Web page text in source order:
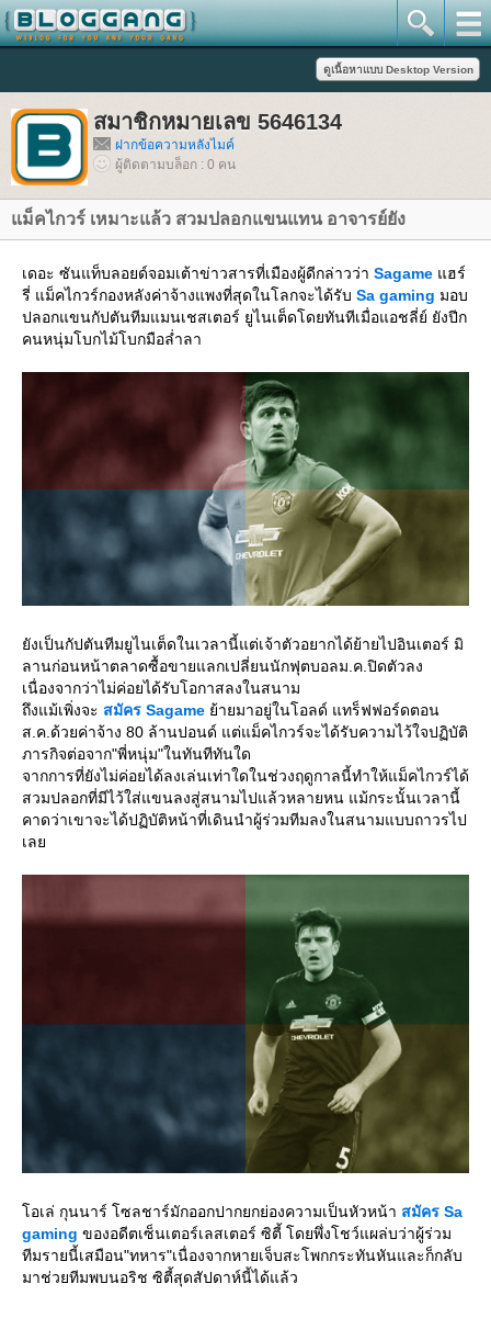
สมาชิกหมายเลข 5646134
ฝากข้อความหลังไมค์
ผู้ติดตามบล็อก : 0 คน
ม็คไกวร์ เหมาะแล้ว สวมปลอกแขนแทน อาจารย์ยัง
เดอะ ซันแท็บลอยด์จอมเต้าข่าวสารที่เมืองผู้ดีกล่าวว่า Sagame ฮร์
รี่ แม็คไกวร์กองหลังค่าจ้างแพงที่สุดในโลกจะได้รับ Sa gaming มอบ
ปลอกแขนกัปตันทีมแมนเชสเตอร์ ยูไนเต็ดโดยทันทีเมื่อแอชลี่ย์ ยังปีก
คนหนุ่มโบกไม้โบกมือล่ำลา
ังเป็นกัปตันทีมยูไนเต็ดในเวลานี้แต่เจ้าตัวอยากได้ย้ายไปอินเตอร์ มิ
ลานก่อนหน้าตลาดซื้อขายแลกเปลี่ยนนักฟุตบอลม.ค.ปิดตัวลง
เนื่องจากว่าไม่ค่อยได้รับโอกาสลงในสนาม
ถึงแม้เพิ่งจะ สมัคร Sagame ้ายมาอยู่ในโอลด์ แทร็ฟฟอร์ดตอน
ส.ค.ด้วยค่าจ้าง 80 ล้านปอนด์ แต่แม็คไกวร์จะได้รับความไว้ใจปฏิบัติ
ภารกิจต่อจาก"พี่หนุ่ม"ในทันทีทันใด
จากการที่ยังไม่ค่อยได้ลงเล่นเท่าใดในช่วงฤดูกาลนี้ทำให้แม็คไกวร์ได้
สวมปลอกที่มีไว้ใส่แขนลงสู่สนามไปแล้วหลายหน แม้กระนั้นเวลานี้
คาดว่าเขาจะได้ปฏิบัติหน้าที่เดินนำผู้ร่วมทีมลงในสนามแบบถาวรไป
เล
อเล่ กุนนาร์ โซลชาร์มักออกปากยกย่องความเป็นหัวหน้า สมัคร Sa
gaming ของอดีตเซ็นเตอร์เลสเตอร์ ซิตี้ โดยพึ่งโชว์แผล่บว่าผู้ร่วม
ทีมรายนี้เสมือน"ทหาร"เนื่องจากหายเจ็บสะโพกกระทันหันและก็กลับ
มาช่วยทีมพบนอริช ซิตี้สุดสัปดาห์นี้ได้แล้ว